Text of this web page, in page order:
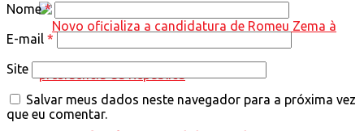
Nome*
E-mail *
Site
Salvar meus dados neste navegador para a próxima vez
que eu comentar.